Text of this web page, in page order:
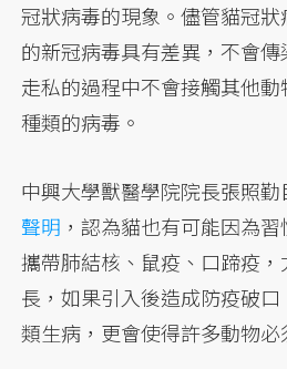
冠狀病毒的現象。儘管貓冠
的新冠病毒具有差異，不會
走私的過程中不會接觸其他
種類的病毒。
中興大學獸醫學院院長張照
聲明 ，認為貓也有可能因為
攜帶肺結核、鼠疫、口蹄疫
長，如果引入後造成防疫破
類生病，更會使得許多動物必